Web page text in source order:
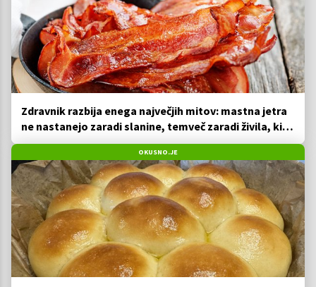
Zdravnik razbija enega največjih mitov: mastna jetra
ne nastanejo zaradi slanine, temveč zaradi živila, ki
ga imamo vsi radi
OKUSNO.JE